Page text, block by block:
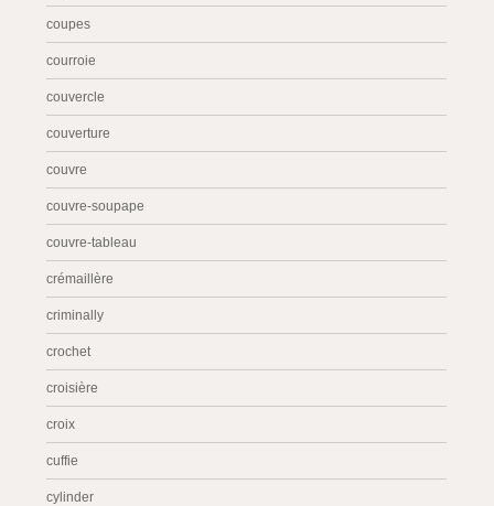
coupes
courroie
couvercle
couverture
couvre
couvre-soupape
couvre-tableau
crémaillère
criminally
crochet
croisière
croix
cuffie
cylinder